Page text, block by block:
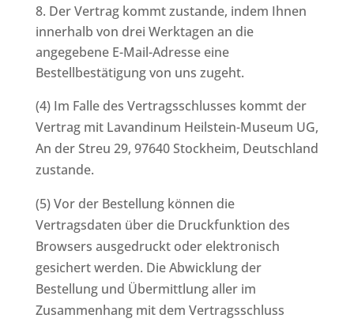
Der Vertrag kommt zustande, indem Ihnen
innerhalb von drei Werktagen an die
angegebene E-Mail-Adresse eine
Bestellbestätigung von uns zugeht.
(4) Im Falle des Vertragsschlusses kommt der
Vertrag mit Lavandinum Heilstein-Museum UG,
An der Streu 29, 97640 Stockheim, Deutschland
zustande.
(5) Vor der Bestellung können die
Vertragsdaten über die Druckfunktion des
Browsers ausgedruckt oder elektronisch
gesichert werden. Die Abwicklung der
Bestellung und Übermittlung aller im
Zusammenhang mit dem Vertragsschluss